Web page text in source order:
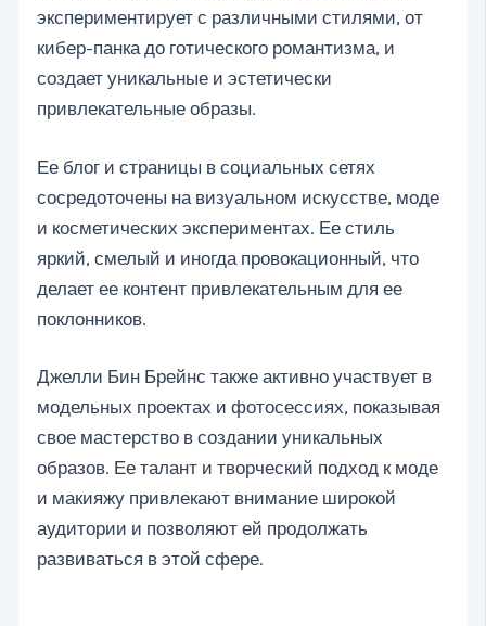
экспериментирует с различными стилями, от
кибер-панка до готического романтизма, и
создает уникальные и эстетически
привлекательные образы.
Ее блог и страницы в социальных сетях
сосредоточены на визуальном искусстве, моде
и косметических экспериментах. Ее стиль
яркий, смелый и иногда провокационный, что
делает ее контент привлекательным для ее
поклонников.
Джелли Бин Брейнс также активно участвует в
модельных проектах и фотосессиях, показывая
свое мастерство в создании уникальных
образов. Ее талант и творческий подход к моде
и макияжу привлекают внимание широкой
аудитории и позволяют ей продолжать
развиваться в этой сфере.